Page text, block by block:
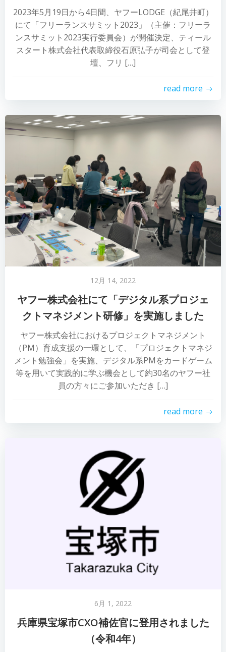
2023年5月19日から4日間、ヤフーLODGE（紀尾井町）
にて「フリーランスサミット2023」（主催：フリーラ
ンスサミット2023実行委員会）が開催決定、ティール
スタート株式会社代表取締役石原弘子が司会として登
壇、フリ […]
read more
12月 14, 2022
ヤフー株式会社にて「デジタル系プロジェ
クトマネジメント研修」を実施しました
ヤフー株式会社におけるプロジェクトマネジメント
（PM）育成支援の一環として、「プロジェクトマネジ
メント勉強会」を実施、デジタル系PMをカードゲーム
等を用いて実践的に学ぶ機会として約30名のヤフー社
員の方々にご参加いただき […]
read more
6月 1, 2022
兵庫県宝塚市CXO補佐官に登用されました
（令和4年）